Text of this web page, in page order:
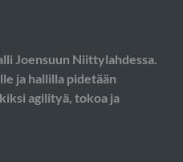
Joensuun Niittylahdessa.
ja hallilla pidetään
agilityä, tokoa ja